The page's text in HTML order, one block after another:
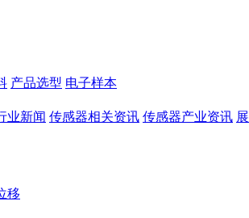
产品选型 电子样本
业新闻 传感器相关资讯 传感器产业资讯
移